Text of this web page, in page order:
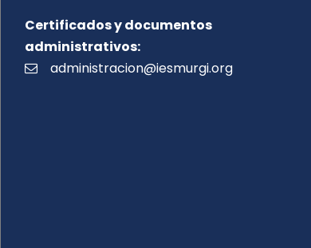
Certificados y documentos
administrativos:
administracion@iesmurgi.org